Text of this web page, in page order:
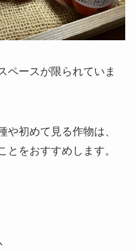
ペースが限られていま
や初めて見る作物は、
とをおすすめします。